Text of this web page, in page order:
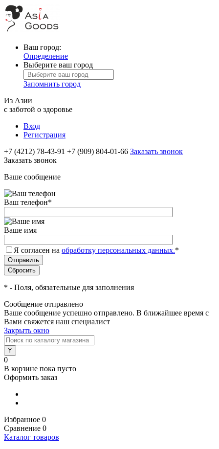
Ваш город:
Определение
Выберите ваш город
Запомнить город
Из Азии
с заботой о здоровье
Вход
Регистрация
+7 (4212) 78-43-91 +7 (909) 804-01-66 Заказать звонок
Заказать звонок
Ваше сообщение
Ваш телефон*
Ваше имя
Я согласен на обработку персональных данных.*
* - Поля, обязательные для заполнения
Сообщение отправлено
Ваше сообщение успешно отправлено. В ближайшее время с
Вами свяжется наш специалист
Закрыть окно
0
В корзине пока пусто
Оформить заказ
Избранное 0
Сравнение 0
Каталог товаров